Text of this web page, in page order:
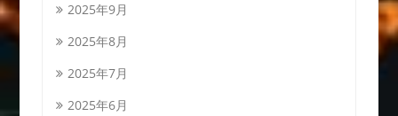
2025年9月
2025年8月
2025年7月
2025年6月